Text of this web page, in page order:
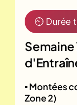
⏲ Durée
Semaine
▪️ Montées
Zone 2)